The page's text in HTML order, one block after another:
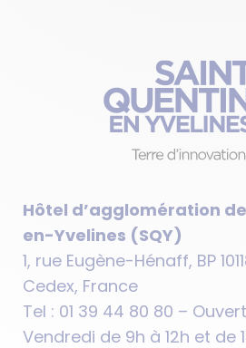
Hôtel d’agglomération
en-Yvelines (SQY)
1, rue Eugène-Hénaff, BP
Cedex, France
Tel : 01 39 44 80 80 –
Vendredi de 9h à 12h et de